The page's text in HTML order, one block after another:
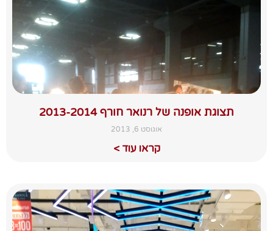
תצוגת אופנה של רנואר חורף 2013-2014
אוגוסט 6, 2013
קראו עוד >